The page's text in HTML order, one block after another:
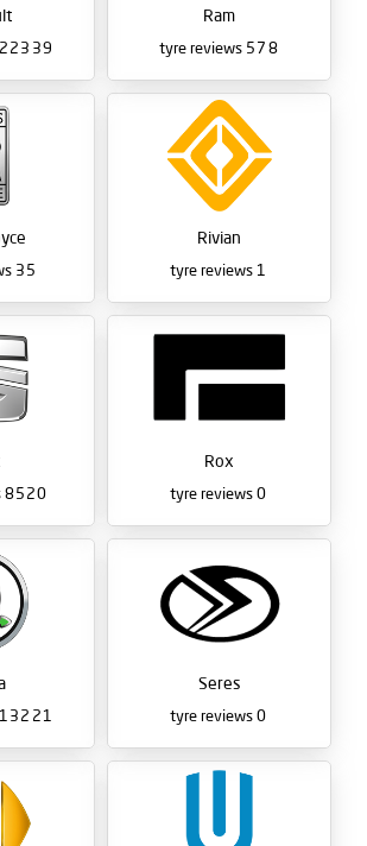
Ram
578
22339
Rivian
1
35
tyre reviews
Rox
0
tyre reviews
8520
tyre reviews
Seres
0
tyre reviews
13221